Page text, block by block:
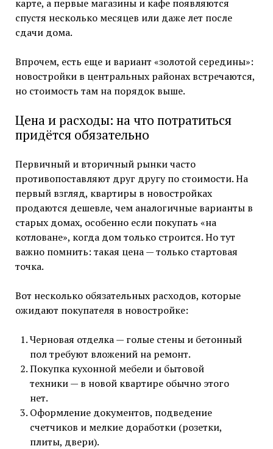
карте, а первые магазины и кафе появляются
спустя несколько месяцев или даже лет после
сдачи дома.
Впрочем, есть еще и вариант «золотой середины»:
новостройки в центральных районах встречаются,
но стоимость там на порядок выше.
Цена и расходы: на что потратиться
придётся обязательно
Первичный и вторичный рынки часто
противопоставляют друг другу по стоимости. На
первый взгляд, квартиры в новостройках
продаются дешевле, чем аналогичные варианты в
старых домах, особенно если покупать «на
котловане», когда дом только строится. Но тут
важно помнить: такая цена — только стартовая
точка.
Вот несколько обязательных расходов, которые
ожидают покупателя в новостройке:
Черновая отделка — голые стены и бетонный
пол требуют вложений на ремонт.
Покупка кухонной мебели и бытовой
техники — в новой квартире обычно этого
нет.
Оформление документов, подведение
счетчиков и мелкие доработки (розетки,
плиты, двери).